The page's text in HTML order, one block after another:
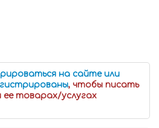
на сайте или
, чтобы писать
товарах/услугах